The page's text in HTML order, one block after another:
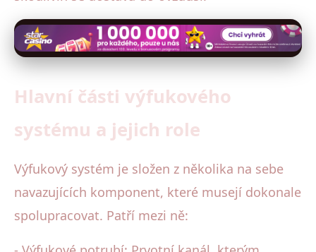
Hlavní části výfukového
systému a jejich role
Výfukový systém je složen z několika na sebe
navazujících komponent, které musejí dokonale
spolupracovat. Patří mezi ně: